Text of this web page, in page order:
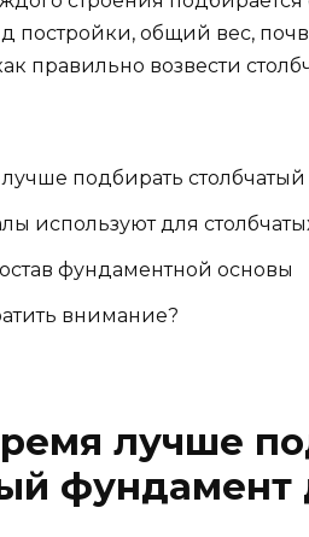
постройки, общий вес,
правильно возвести
подбирать
используют для
фундаментной основы
внимание?
лучше
фундамент